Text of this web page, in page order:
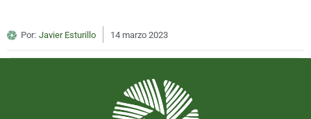
Por: Javier Esturillo 14 marzo 2023